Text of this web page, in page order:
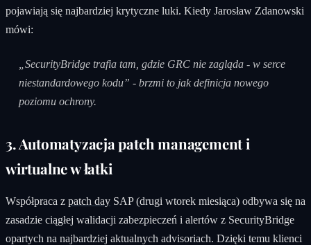
pojawiają się najbardziej krytyczne luki. Kiedy Jarosław Zdanowski
mówi:
„SecurityBridge trafia tam, gdzie GRC nie zagląda - w serce
niestandardowego kodu” - brzmi to jak definicja nowego
poziomu ochrony.
3. Automatyzacja patch management i
wirtualne w łatki
Współpraca z patch day SAP (drugi wtorek miesiąca) odbywa się na
zasadzie ciągłej walidacji zabezpieczeń i alertów z SecurityBridge
opartych na najbardziej aktualnych advisoriach. Dzięki temu klienci